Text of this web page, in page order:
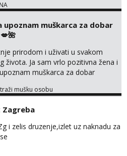
upoznam muškarca za dobar
prirodom i uživati u svakom
života. Ja sam vrlo pozitivna žena i
muškarca za dobar
i nadji me tamo, cekam te!
mušku osobu
Zagreba
i zelis druzenje,izlet uz naknadu za